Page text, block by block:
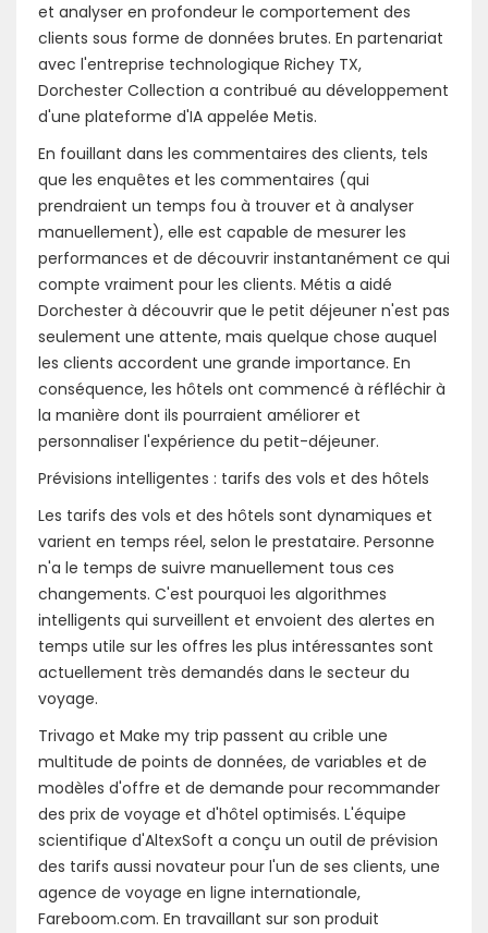
et analyser en profondeur le comportement des
clients sous forme de données brutes. En partenariat
avec l'entreprise technologique Richey TX,
Dorchester Collection a contribué au développement
d'une plateforme d'IA appelée Metis.
En fouillant dans les commentaires des clients, tels
que les enquêtes et les commentaires (qui
prendraient un temps fou à trouver et à analyser
manuellement), elle est capable de mesurer les
performances et de découvrir instantanément ce qui
compte vraiment pour les clients. Métis a aidé
Dorchester à découvrir que le petit déjeuner n'est pas
seulement une attente, mais quelque chose auquel
les clients accordent une grande importance. En
conséquence, les hôtels ont commencé à réfléchir à
la manière dont ils pourraient améliorer et
personnaliser l'expérience du petit-déjeuner.
Prévisions intelligentes : tarifs des vols et des hôtels
Les tarifs des vols et des hôtels sont dynamiques et
varient en temps réel, selon le prestataire. Personne
n'a le temps de suivre manuellement tous ces
changements. C'est pourquoi les algorithmes
intelligents qui surveillent et envoient des alertes en
temps utile sur les offres les plus intéressantes sont
actuellement très demandés dans le secteur du
voyage.
Trivago et Make my trip passent au crible une
multitude de points de données, de variables et de
modèles d'offre et de demande pour recommander
des prix de voyage et d'hôtel optimisés. L'équipe
scientifique d'AltexSoft a conçu un outil de prévision
des tarifs aussi novateur pour l'un de ses clients, une
agence de voyage en ligne internationale,
Fareboom.com. En travaillant sur son produit